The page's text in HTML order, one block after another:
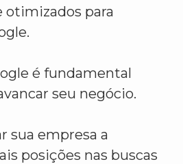
para
é fundamental
seu negócio.
sua empresa a
posições nas buscas